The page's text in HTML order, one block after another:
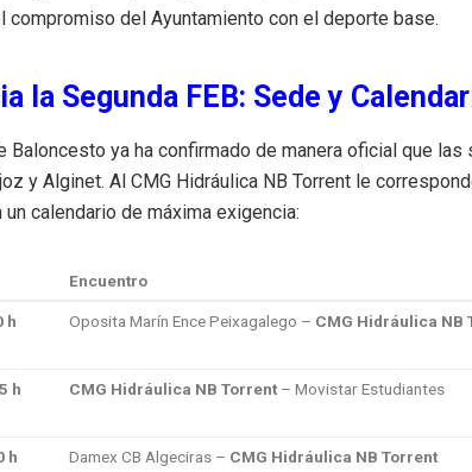
compromiso del Ayuntamiento con el deporte base.
la Segunda FEB: Sede y
Baloncesto ya ha confirmado de manera oficial que las
y Alginet. Al CMG Hidráulica NB Torrent le
un calendario de máxima exigencia:
Encuentro
h Oposita Marín Ence Peixagalego – CMG Hidráulica NB
h CMG Hidráulica NB Torrent – Movistar Estudiantes
h Damex CB Algeciras – CMG Hidráulica NB Torrent